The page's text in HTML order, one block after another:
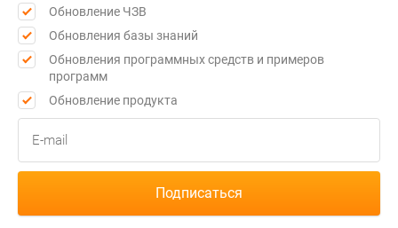
Обновление ЧЗВ
Обновления базы знаний
Обновления программных средств и примеров
программ
Обновление продукта